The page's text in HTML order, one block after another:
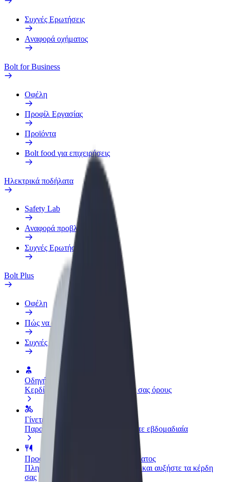
Συχνές Ερωτήσεις
Αναφορά οχήματος
Bolt for Business
Οφέλη
Προφίλ Εργασίας
Προϊόντα
Bolt food για επιχειρήσεις
Ηλεκτρικά ποδήλατα
Safety Lab
Αναφορά προβλήματος
Συχνές Ερωτήσεις
Bolt Plus
Οφέλη
Πώς να συμμετάσχετε
Συχνές Ερωτήσεις
Οδηγήστε
Κερδίστε χρήματα με τους δικούς σας όρους
Γίνετε courier
Παραδώστε φαγητό και πληρώνεστε εβδομαδιαία
Προσθήκη εστιατορίου ή καταστήματος
Πλησιάστε περισσότερους πελάτες και αυξήστε τα κέρδη
σας